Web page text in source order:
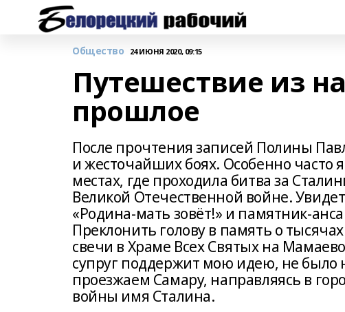
Общество 24 ИЮНЯ 2020, 09:15
Путешествие из
прошлое
После прочтения записей Полины
и жесточайших боях. Особенно часто
местах, где проходила битва за
Великой Отечественной войне.
«Родина-мать зовёт!» и памятник-
Преклонить голову в память о
свечи в Храме Всех Святых на
супруг поддержит мою идею, не
проезжаем Самару, направляясь в
войны имя Сталина.